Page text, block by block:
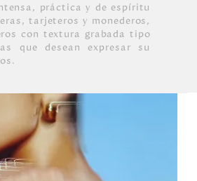
práctica y de espíritu
tarjeteros y monederos,
con textura grabada tipo
que desean expresar su
tipo saffiano.
en oro claro.
impermeable.